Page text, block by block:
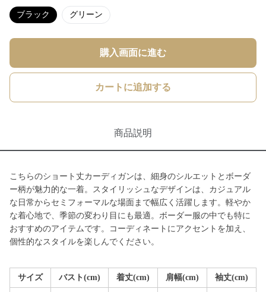
ブラック グリーン
購入画面に進む
カートに追加する
商品説明
こちらのショート丈カーディガンは、細身のシルエットとボーダ
ー柄が魅力的な一着。スタイリッシュなデザインは、カジュアル
な日常からセミフォーマルな場面まで幅広く活躍します。軽やか
な着心地で、季節の変わり目にも最適。ボーダー服の中でも特に
おすすめのアイテムです。コーディネートにアクセントを加え、
個性的なスタイルを楽しんでください。
サイズ バスト(cm) 着丈(cm) 肩幅(cm) 袖丈(cm)